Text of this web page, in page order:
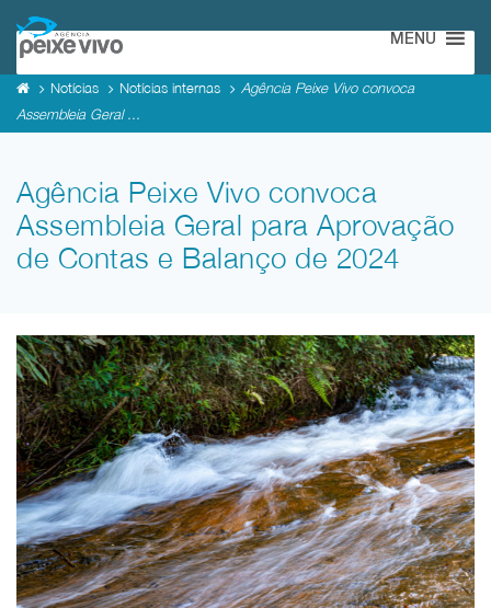
MENU
Notícias Notícias internas
Agência Peixe Vivo convoca
Assembleia Geral ...
Agência Peixe Vivo convoca
Assembleia Geral para Aprovação
de Contas e Balanço de 2024